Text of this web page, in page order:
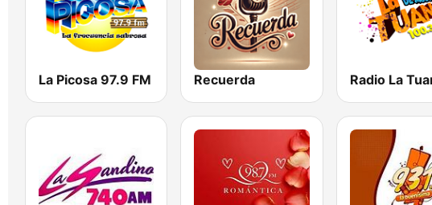
La Picosa 97.9 FM Recuerda Radio La